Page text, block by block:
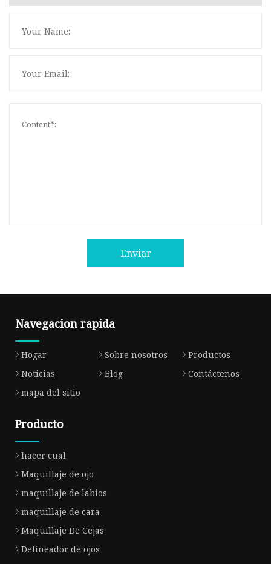
Enviar
Navegacion rapida
Hogar Sobre nosotros
Productos
Noticias
Blog
Contáctenos
mapa del sitio
Producto
hacer cual
Maquillaje de ojo
maquillaje de labios
maquillaje de cara
Maquillaje De Cejas
Delineador de ojos